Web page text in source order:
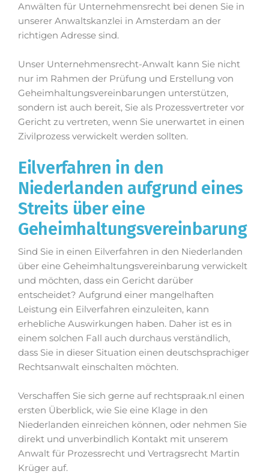
Anwälten für Unternehmensrecht bei denen Sie in
unserer Anwaltskanzlei in Amsterdam an der
richtigen Adresse sind.
Unser Unternehmensrecht-Anwalt kann Sie nicht
nur im Rahmen der Prüfung und Erstellung von
Geheimhaltungsvereinbarungen unterstützen,
sondern ist auch bereit, Sie als Prozessvertreter vor
Gericht zu vertreten, wenn Sie unerwartet in einen
Zivilprozess verwickelt werden sollten.
Eilverfahren in den
Niederlanden aufgrund eines
Streits über eine
Geheimhaltungsvereinbarung
Sind Sie in einen Eilverfahren in den Niederlanden
über eine Geheimhaltungsvereinbarung verwickelt
und möchten, dass ein Gericht darüber
entscheidet? Aufgrund einer mangelhaften
Leistung ein Eilverfahren einzuleiten, kann
erhebliche Auswirkungen haben. Daher ist es in
einem solchen Fall auch durchaus verständlich,
dass Sie in dieser Situation einen deutschsprachiger
Rechtsanwalt einschalten möchten.
Verschaffen Sie sich gerne auf rechtspraak.nl einen
ersten Überblick, wie Sie eine Klage in den
Niederlanden einreichen können, oder nehmen Sie
direkt und unverbindlich Kontakt mit unserem
Anwalt für Prozessrecht und Vertragsrecht Martin
Krüger auf.